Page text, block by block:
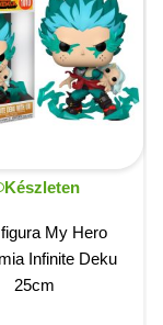
Készleten
My Hero
Infinite Deku
25cm